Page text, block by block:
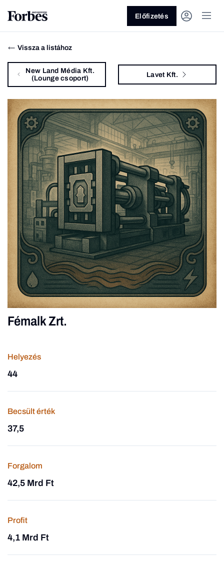
Vagy fedezze fel a következő
témákat
Üzlet Pénz Zöld Legyél jobb!
Előfizetés
Vissza a listához
New Land Média Kft.
(Lounge csoport)
Lavet Kft.
Fémalk Zrt.
Helyezés
44
Becsült érték
37,5
Forgalom
42,5 Mrd Ft
Profit
4,1 Mrd Ft